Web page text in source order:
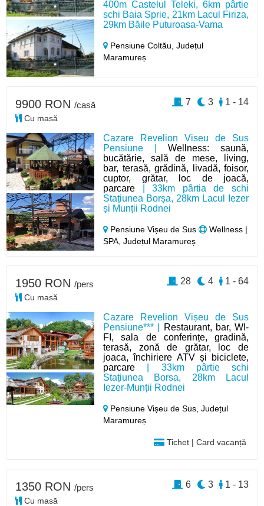
400m Castelul Teleki, 6km pârtie
schi Baia Sprie, 21km Lacul Firiza,
29km Băile Puturoasa-Vama
Pensiune Coltău,Județul
Maramureș
Cazare Revelion Viseu de Sus
Pensiune |Wellness: saună,
bucătărie, sală de mese, living,
bar, terasă, grădină, livadă, foisor,
cuptor, grătar, loc de joacă,
parcare | 33km pârtia de schi
Stațiunea Borșa, 28km Lacul Iezer
și Munții Rodnei
Pensiune Vișeu de Sus
Wellness |
SPA, Județul Maramureș
9900 RON /casă
Cu masă
1 - 14
3
7
Cazare Revelion Vișeu de Sus
Pensiune*** |
Restaurant, bar, WI-
FI, sala de conferințe, gradină,
terasă, zonă de grătar, loc de
joaca, închiriere ATV și biciclete,
parcare | 33km pârtie schi
Stațiunea Borsa, 28km Lacul
Iezer-Munții Rodnei
Pensiune Vișeu de Sus,Județul
Maramureș
Tichet | Card vacanță
1950 RON /pers
Cu masă
1 - 64
4
28
1350 RON /pers
Cu masă
1 - 13
3
6